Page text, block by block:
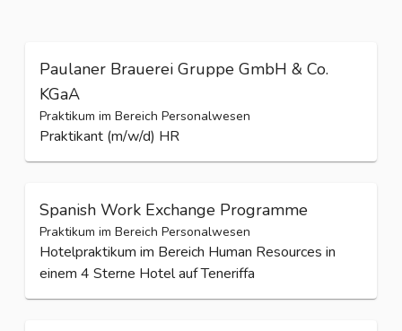
Paulaner Brauerei Gruppe GmbH & Co.
KGaA
Praktikum im Bereich Personalwesen
Praktikant (m/w/d) HR
Spanish Work Exchange Programme
Praktikum im Bereich Personalwesen
Hotelpraktikum im Bereich Human Resources in
einem 4 Sterne Hotel auf Teneriffa